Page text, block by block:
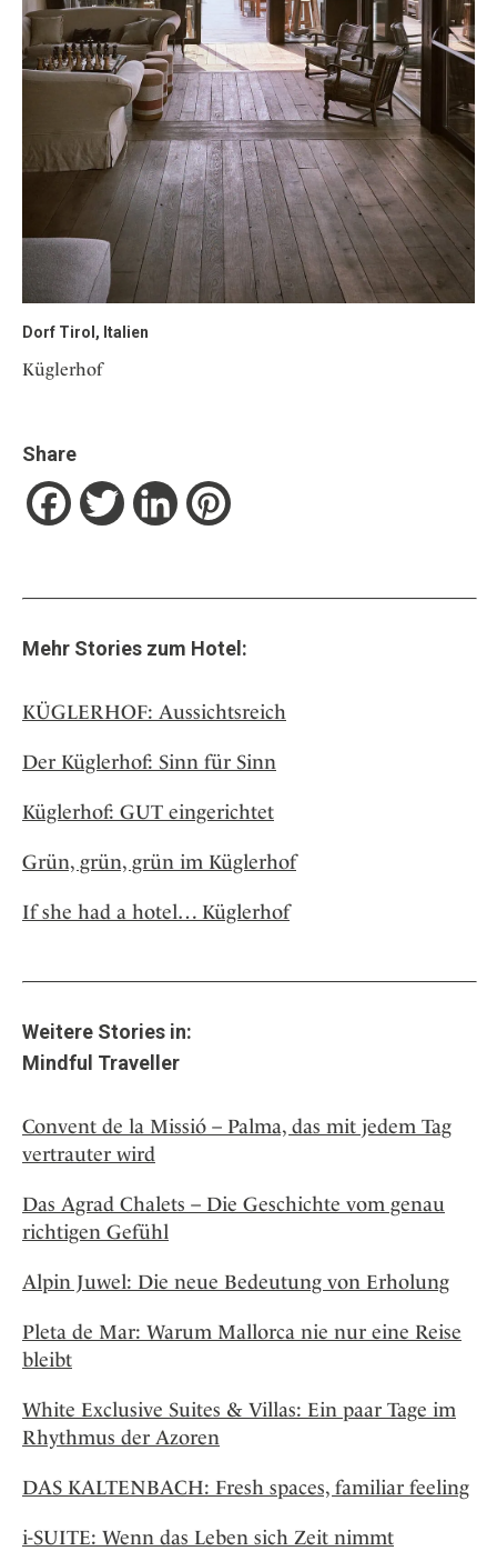
Dorf Tirol, Italien
Küglerhof
Share
FacebookTwitter LinkedIn
Mehr Stories zum Hotel:
KÜGLERHOF: Aussichtsreich
Der Küglerhof: Sinn für Sinn
Küglerhof: GUT eingerichtet
Grün, grün, grün im Küglerhof
If she had a hotel… Küglerhof
Weitere Stories in:
Mindful Traveller
Convent de la Missió – Palma, das mit jedem Tag
vertrauter wird
Das Agrad Chalets – Die Geschichte vom genau
richtigen Gefühl
Alpin Juwel: Die neue Bedeutung von Erholung
Pleta de Mar: Warum Mallorca nie nur eine Reise
bleibt
White Exclusive Suites & Villas: Ein paar Tage im
Rhythmus der Azoren
DAS KALTENBACH: Fresh spaces, familiar feeling
i-SUITE: Wenn das Leben sich Zeit nimmt